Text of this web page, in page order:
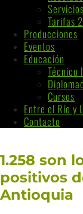
Servicios
Tarifas
Producciones
Eventos
Educación
Técnico
Cursos
Entre el Río y
Contacto
1.258 son
positivos
Antioquia